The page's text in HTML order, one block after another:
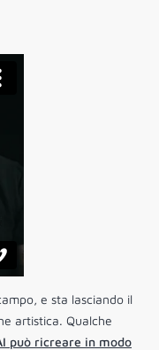
e sta lasciando il
artistica. Qualche
può ricreare in modo